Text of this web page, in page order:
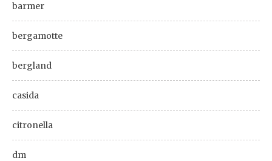
barmer
bergamotte
bergland
casida
citronella
dm